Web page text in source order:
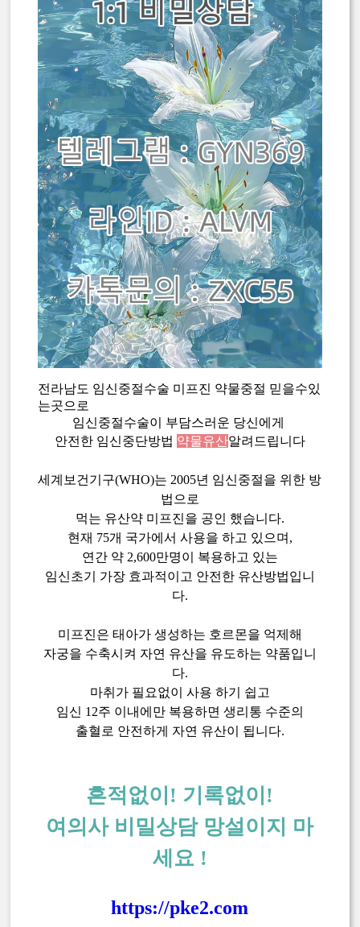
전라남도 임신중절수술 미프진 약물중절 믿을수있
는곳으로
임신중절수술이 부담스러운 당신에게
안전한 임신중단방법 약물유산알려드립니다
세계보건기구(WHO)는 2005년 임신중절을 위한 방
법으로
먹는 유산약 미프진을 공인 했습니다.
현재 75개 국가에서 사용을 하고 있으며,
연간 약 2,600만명이 복용하고 있는
임신초기 가장 효과적이고 안전한 유산방법입니
다.
미프진은 태아가 생성하는 호르몬을 억제해
자궁을 수축시켜 자연 유산을 유도하는 약품입니
다.
마취가 필요없이 사용 하기 쉽고
임신 12주 이내에만 복용하면 생리통 수준의
출혈로 안전하게 자연 유산이 됩니다.
흔적없이! 기록없이!
여의사 비밀상담 망설이지 마
세요 !
https://pke2.com